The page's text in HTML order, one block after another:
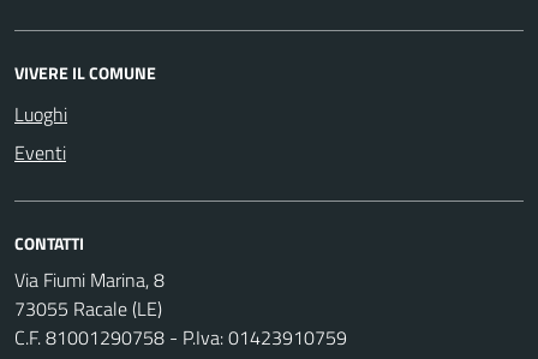
VIVERE IL COMUNE
Luoghi
Eventi
CONTATTI
Via Fiumi Marina, 8
73055 Racale (LE)
C.F. 81001290758 - P.Iva: 01423910759